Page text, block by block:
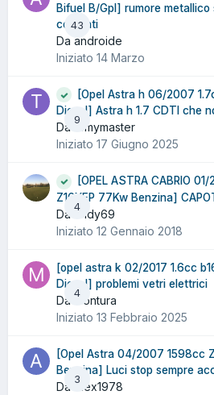
43
Bifuel B/Gpl] rumore metallico
costanti
Da androide
Iniziato 14 Marzo
9
[Opel Astra h 06/2007
Diesel] Astra h 1.7 CDTI che
Da tomymaster
Iniziato 17 Giugno 2025
4
[OPEL ASTRA CABRIO
Z16XEP 77Kw Benzina]
Da andy69
Iniziato 12 Gennaio 2018
4
[opel astra k 02/2017 1.6cc
Diesel] problemi vetri elettrici
Da montura
Iniziato 13 Febbraio 2025
3
[Opel Astra 04/2007 1598cc
Benzina] Luci stop sempre
Da Alex1978